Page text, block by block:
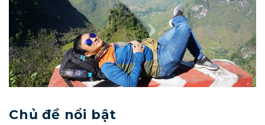
Chủ đề nổi bật